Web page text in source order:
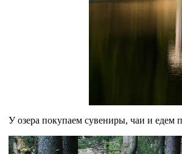
У озера покупаем сувениры, чаи и едем